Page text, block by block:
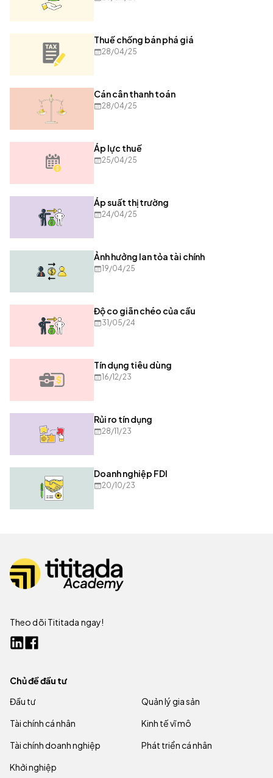
Thuế chống bán phá giá
28/04/25
Cán cân thanh toán
28/04/25
Áp lực thuế
25/04/25
Áp suất thị trường
24/04/25
Ảnh hưởng lan tỏa tài chính
19/04/25
Độ co giãn chéo của cầu
31/05/24
Tín dụng tiêu dùng
16/12/23
Rủi ro tín dụng
28/11/23
Doanh nghiệp FDI
20/10/23
Theo dõi Tititada ngay!
Chủ đề đầu tư
Đầu tư
Quản lý gia sản
Tài chính cá nhân
Kinh tế vĩ mô
Tài chính doanh nghiệp
Phát triển cá nhân
Khởi nghiệp